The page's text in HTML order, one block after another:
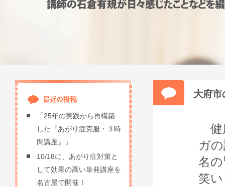
大府市
健
ガ
名
笑
「25年の実践から再構築
した『あがり症克服・３時
間講座』」
10/18に、あがり症対策と
して効果の高い単発講座を
名古屋で開催！